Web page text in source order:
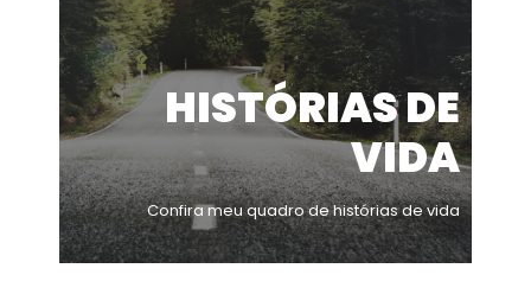
HISTÓRIAS DE
VIDA
Confira meu quadro de histórias de vida